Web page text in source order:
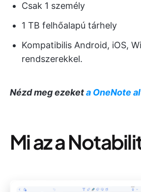
Csak 1 személy
1 TB felhőalapú tárhely
Kompatibilis Android, iOS,
rendszerekkel.
Nézd meg ezeketa OneNote
Mi az a